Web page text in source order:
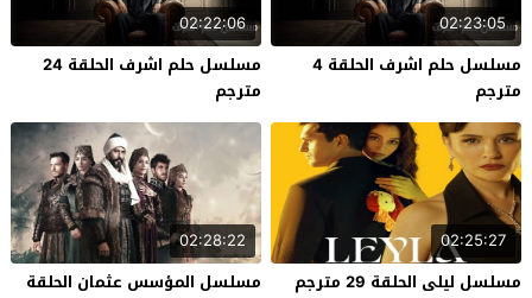
02:23:05
مسلسل حلم اشرف الحلقة 4
مترجم
02:22:06
مسلسل حلم اشرف الحلقة 24
مترجم
02:25:27
مسلسل ليلى الحلقة 29 مترجم
02:28:22
مسلسل المؤسس عثمان الحلقة